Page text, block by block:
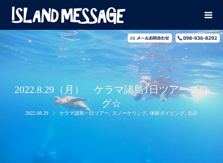
2022.8.29（月） ケラマ諸島1日ツアーブロ
グ☆
2022.08.29 ケラマ諸島一日ツアー スノーケリング 体験ダイビング 北谷